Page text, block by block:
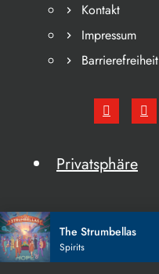
Kontakt
Impressum
Barrierefreiheit
Privatsphäre
The Strumbellas
Spirits